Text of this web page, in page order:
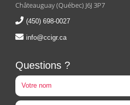
Châteauguay (Québec) J6J 3P7
(450) 698-0027
info@ccigr.ca
Questions ?